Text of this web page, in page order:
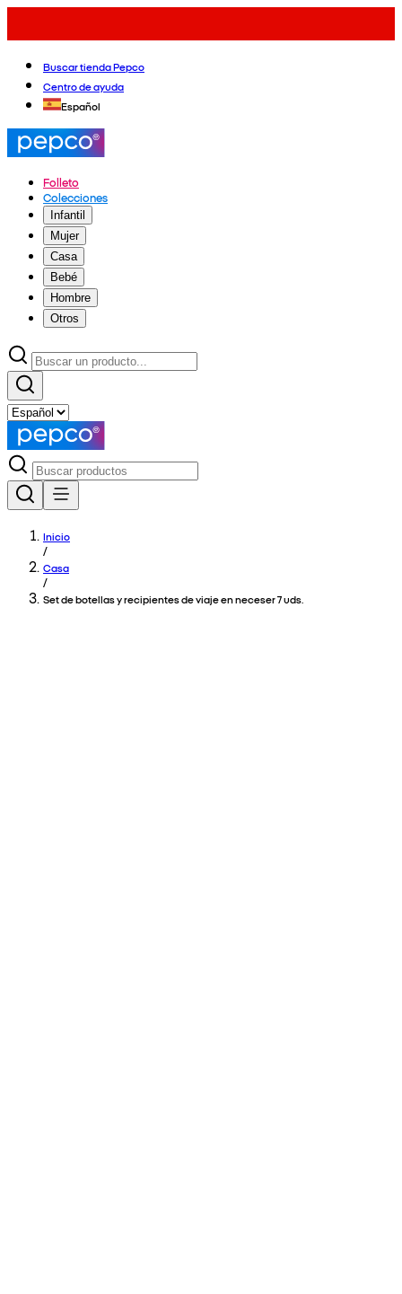
Buscar tienda Pepco
Centro de ayuda
Español
Folleto
Colecciones
Infantil
Mujer
Casa
Bebé
Hombre
Otros
Inicio
/
Casa
/
Set de botellas y recipientes de viaje en neceser 7 uds.